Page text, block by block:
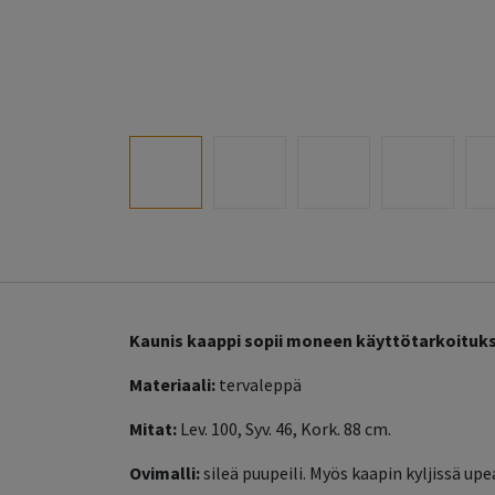
Kaunis kaappi sopii moneen
Materiaali: tervaleppä
Mitat: Lev. 100, Syv. 46, Kork. 88 cm.
Ovimalli:sileä puupeili. Myös kaapin kyljissä